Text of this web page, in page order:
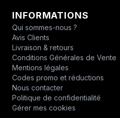
INFORMATIONS
Qui sommes-nous ?
Avis Clients
Livraison & retours
Conditions Générales de Vente
Mentions légales
Codes promo et réductions
Nous contacter
Politique de confidentialité
Gérer mes cookies